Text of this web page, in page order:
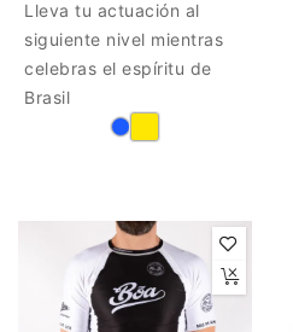
Lleva tu actuación al
siguiente nivel mientras
celebras el espíritu de
Brasil